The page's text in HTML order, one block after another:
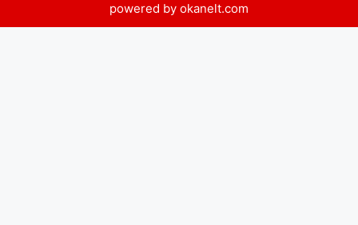
powered by okanelt.com